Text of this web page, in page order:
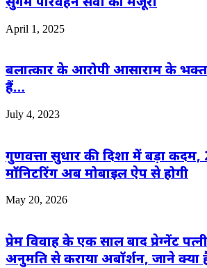
April 1, 2025
बलात्कार के आरोपी आसाराम के भक्त
हैं…
July 4, 2023
गुणवत्ता सुधार की दिशा में बड़ा
मॉनिटरिंग अब मोबाइल ऐप से होगी
May 20, 2026
प्रेम विवाह के एक साल बाद प्रेग्नेंट
अनुमति से कराया अबॉर्शन, जाने क्या